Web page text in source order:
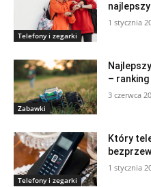
Telefony i zegarki
1 stycznia
Zabawki
– ranking
3 czerwca
Telefony i zegarki
Który
1 stycznia